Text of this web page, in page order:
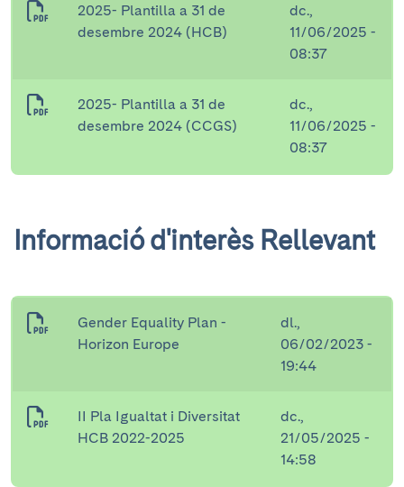
2025- Plantilla a 31 de
desembre 2024 (HCB)
dc.,
11/06/2025 -
08:37
2025- Plantilla a 31 de
desembre 2024 (CCGS)
dc.,
11/06/2025 -
08:37
Informació d'interès Rellevant
Gender Equality Plan -
Horizon Europe
dl.,
06/02/2023 -
19:44
II Pla Igualtat i Diversitat
HCB 2022-2025
dc.,
21/05/2025 -
14:58